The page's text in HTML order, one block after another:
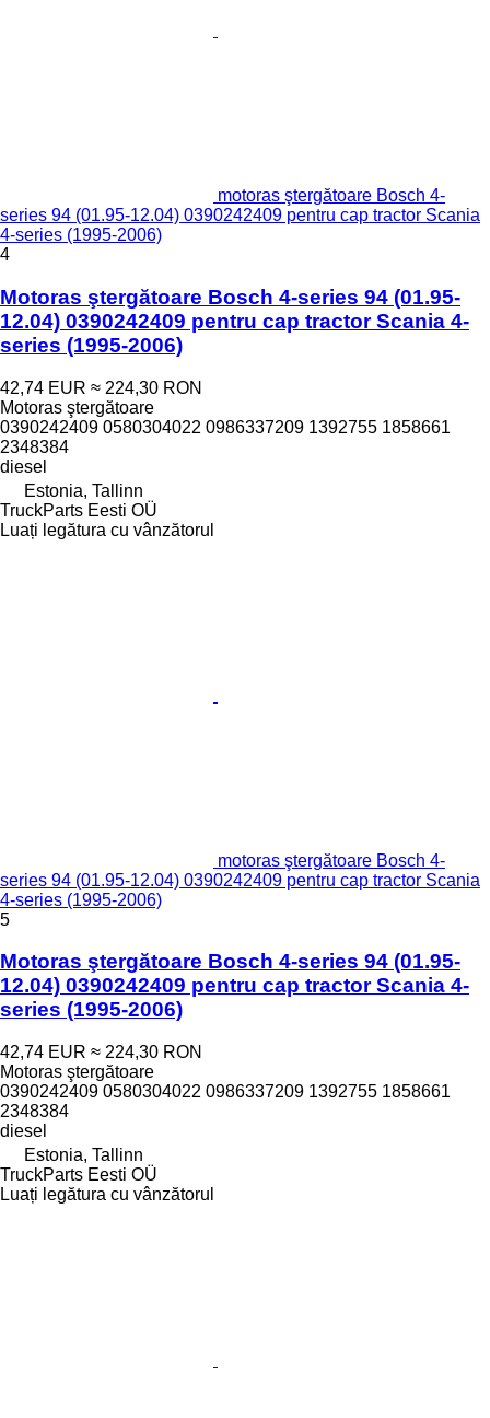
motoras ştergătoare Bosch 4-
series 94 (01.95-12.04) 0390242409 pentru cap tractor Scania
4-series (1995-2006)
4
Motoras ştergătoare Bosch 4-series 94 (01.95-
12.04) 0390242409 pentru cap tractor Scania 4-
series (1995-2006)
42,74 EUR ≈ 224,30 RON
Motoras ştergătoare
0390242409 0580304022 0986337209 1392755 1858661
2348384
diesel
Estonia, Tallinn
TruckParts Eesti OÜ
Luați legătura cu vânzătorul
motoras ştergătoare Bosch 4-
series 94 (01.95-12.04) 0390242409 pentru cap tractor Scania
4-series (1995-2006)
5
Motoras ştergătoare Bosch 4-series 94 (01.95-
12.04) 0390242409 pentru cap tractor Scania 4-
series (1995-2006)
42,74 EUR ≈ 224,30 RON
Motoras ştergătoare
0390242409 0580304022 0986337209 1392755 1858661
2348384
diesel
Estonia, Tallinn
TruckParts Eesti OÜ
Luați legătura cu vânzătorul